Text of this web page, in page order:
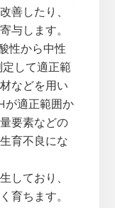
善したり、
与します。
性から中性
して適正範
などを用い
が適正範囲か
要素などの
育不良にな
しており、
育ちます。